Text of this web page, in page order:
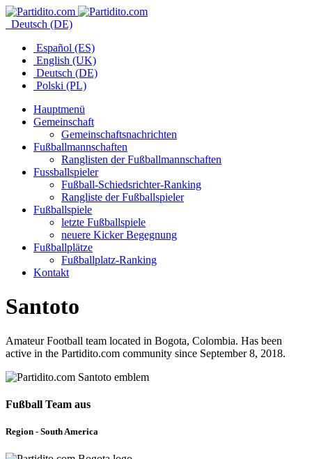
Deutsch (DE)
Español (ES)
English (UK)
Deutsch (DE)
Polski (PL)
Hauptmenü
Gemeinschaft
Gemeinschaftsnachrichten
Fußballmannschaften
Ranglisten der Fußballmannschaften
Fussballspieler
Fußball-Schiedsrichter-Ranking
Rangliste der Fußballspieler
Fußballspiele
letzte Fußballspiele
neuere Kicker Begegnung
Fußballplätze
Fußballplatz-Ranking
Kontakt
Santoto
Amateur Football team located in Bogota, Colombia. Has been
active in the Partidito.com community since September 8, 2018.
Fußball Team aus
Region - South America